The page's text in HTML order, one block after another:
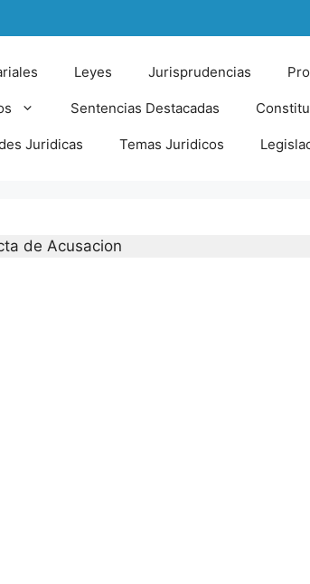
Leyes Jurisprudencias
Sentencias Destacadas
Juridicas Temas Juridicos
de Acusacion